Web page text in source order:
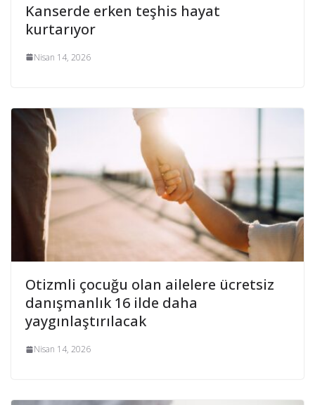
Kanserde erken teşhis hayat
kurtarıyor
Nisan 14, 2026
Otizmli çocuğu olan ailelere ücretsiz
danışmanlık 16 ilde daha
yaygınlaştırılacak
Nisan 14, 2026